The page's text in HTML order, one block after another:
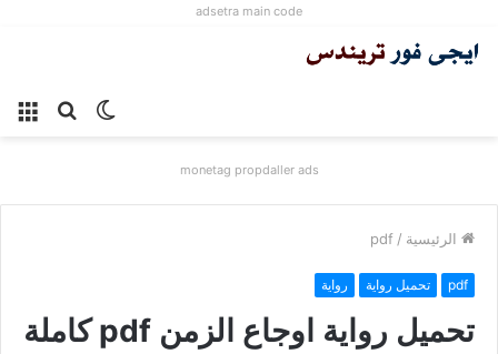
adsetra main code
بحث الوضع
monetag propdaller ads
الرئيسية /
pdf
pdf تحميل رواية رواية
تحميل رواية اوجاع الزمن pdf كاملة